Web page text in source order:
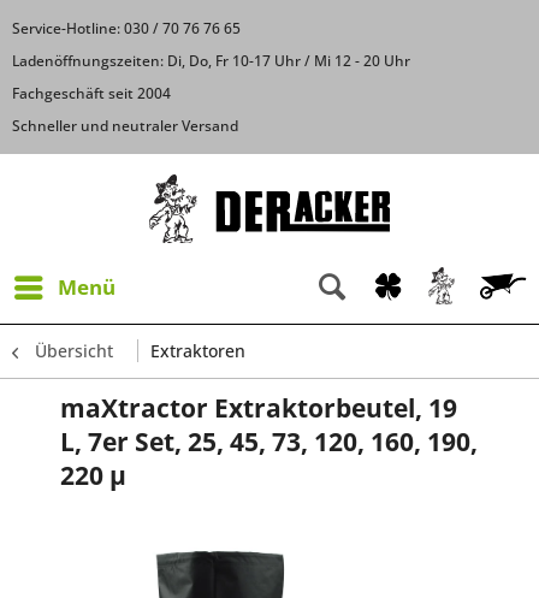
Service-Hotline: 030 / 70 76 76 65
Ladenöffnungszeiten: Di, Do, Fr 10-17 Uhr / Mi 12 - 20 Uhr
Fachgeschäft seit 2004
Schneller und neutraler Versand
Menü
Übersicht Extraktoren
maXtractor Extraktorbeutel, 19
L, 7er Set, 25, 45, 73, 120, 160, 190,
220 µ